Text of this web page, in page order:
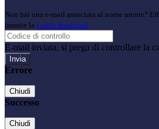
Non hai una e-mail associata al nome utente?
tramite la Login Spaggiari
E-mail inviata, si prega di controllare la
Errore
Chiudi
Successo
Chiudi